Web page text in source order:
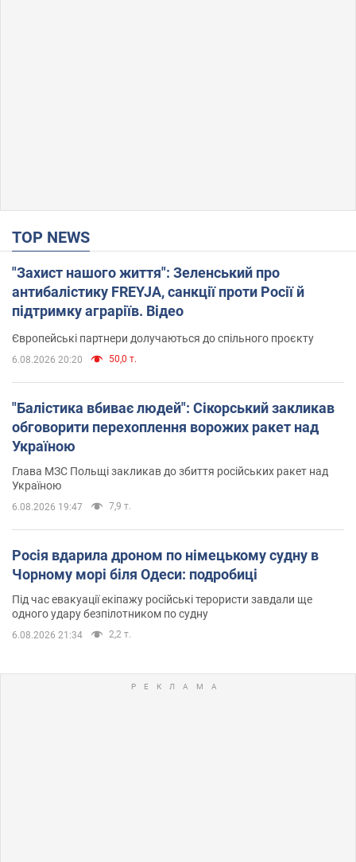
TOP NEWS
"Захист нашого життя": Зеленський про
антибалістику FREYJA, санкції проти Росії й
підтримку аграріїв. Відео
Європейські партнери долучаються до спільного проєкту
6.08.2026 20:20 50,0 т.
"Балістика вбиває людей": Сікорський закликав
обговорити перехоплення ворожих ракет над
Україною
Глава МЗС Польщі закликав до збиття російських ракет над
Україною
6.08.2026 19:47 7,9 т.
Росія вдарила дроном по німецькому судну в
Чорному морі біля Одеси: подробиці
Під час евакуації екіпажу російські терористи завдали ще
одного удару безпілотником по судну
6.08.2026 21:34 2,2 т.